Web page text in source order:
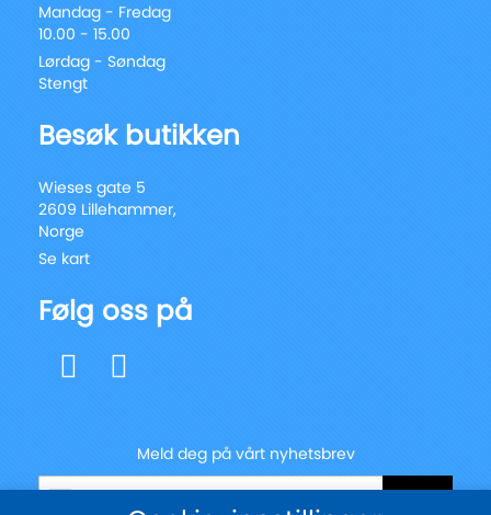
Mandag - Fredag
10.00 - 15.00
Lørdag - Søndag
Stengt
Besøk butikken
Wieses gate 5
2609 Lillehammer,
Norge
Se kart
Følg oss på
Meld deg på vårt nyhetsbrev
Registrer
Send